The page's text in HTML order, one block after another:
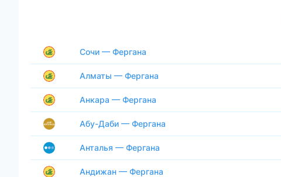
Сочи — Фергана
Алматы — Фергана
Анкара — Фергана
Абу-Даби — Фергана
Анталья — Фергана
Андижан — Фергана